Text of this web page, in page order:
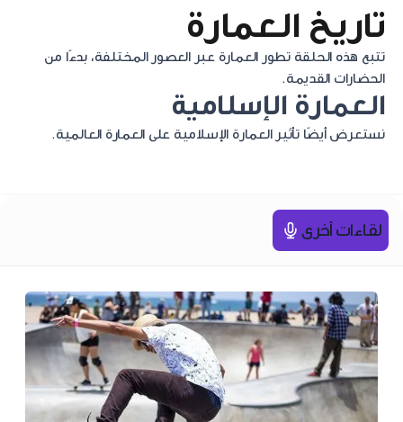
تاريخ العمارة
تتبع هذه الحلقة تطور العمارة عبر العصور المختلفة، بدءًا من
الحضارات القديمة.
العمارة الإسلامية
نستعرض أيضًا تأثير العمارة الإسلامية على العمارة العالمية.
لقاءات أخرى